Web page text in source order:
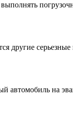
серьезные
на